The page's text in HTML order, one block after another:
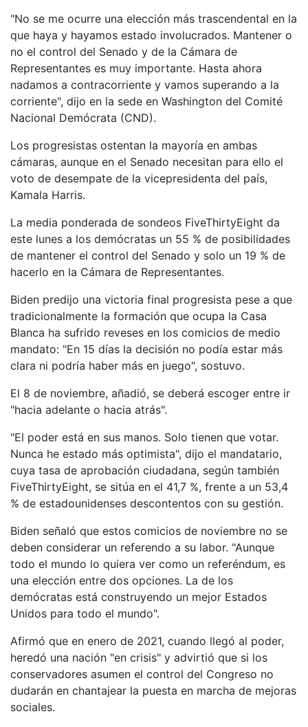
"No se me ocurre una elección más trascendental en la
que haya y hayamos estado involucrados. Mantener o
no el control del Senado y de la Cámara de
Representantes es muy importante. Hasta ahora
nadamos a contracorriente y vamos superando a la
corriente", dijo en la sede en Washington del Comité
Nacional Demócrata (CND).
Los progresistas ostentan la mayoría en ambas
cámaras, aunque en el Senado necesitan para ello el
voto de desempate de la vicepresidenta del país,
Kamala Harris.
La media ponderada de sondeos FiveThirtyEight da
este lunes a los demócratas un 55 % de posibilidades
de mantener el control del Senado y solo un 19 % de
hacerlo en la Cámara de Representantes.
Biden predijo una victoria final progresista pese a que
tradicionalmente la formación que ocupa la Casa
Blanca ha sufrido reveses en los comicios de medio
mandato: "En 15 días la decisión no podía estar más
clara ni podría haber más en juego", sostuvo.
El 8 de noviembre, añadió, se deberá escoger entre ir
"hacia adelante o hacia atrás".
"El poder está en sus manos. Solo tienen que votar.
Nunca he estado más optimista", dijo el mandatario,
cuya tasa de aprobación ciudadana, según también
FiveThirtyEight, se sitúa en el 41,7 %, frente a un 53,4
% de estadounidenses descontentos con su gestión.
Biden señaló que estos comicios de noviembre no se
deben considerar un referendo a su labor. "Aunque
todo el mundo lo quiera ver como un referéndum, es
una elección entre dos opciones. La de los
demócratas está construyendo un mejor Estados
Unidos para todo el mundo".
Afirmó que en enero de 2021, cuando llegó al poder,
heredó una nación "en crisis" y advirtió que si los
conservadores asumen el control del Congreso no
dudarán en chantajear la puesta en marcha de mejoras
sociales.